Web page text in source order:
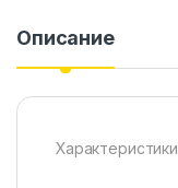
Описание
Характеристики